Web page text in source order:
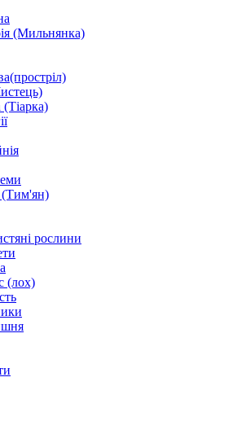
(Мильнянка)
(Тіарка)
(Тим'ян)
рослини
(лох)